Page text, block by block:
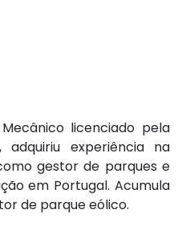
licenciado pela
adquiriu experiência na
gestor de parques e
em Portugal. Acumula
de parque eólico.